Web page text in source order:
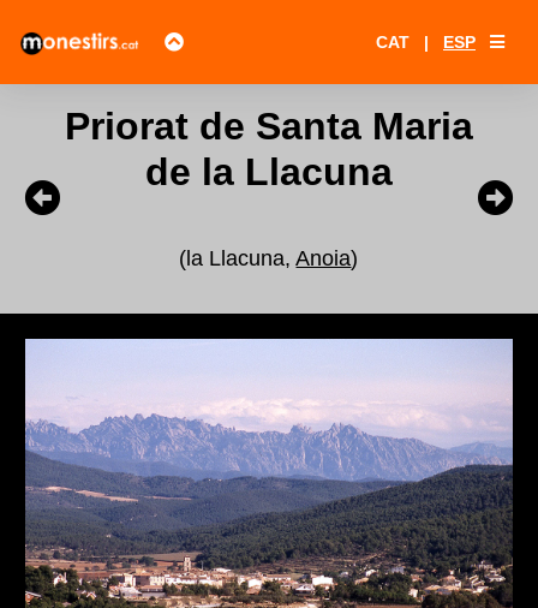
CAT | ESP
Priorat de Santa Maria
de la Llacuna
(la Llacuna,Anoia)